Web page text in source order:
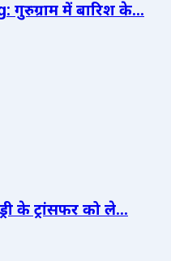
में बारिश के...
के ट्रांसफर को ले...